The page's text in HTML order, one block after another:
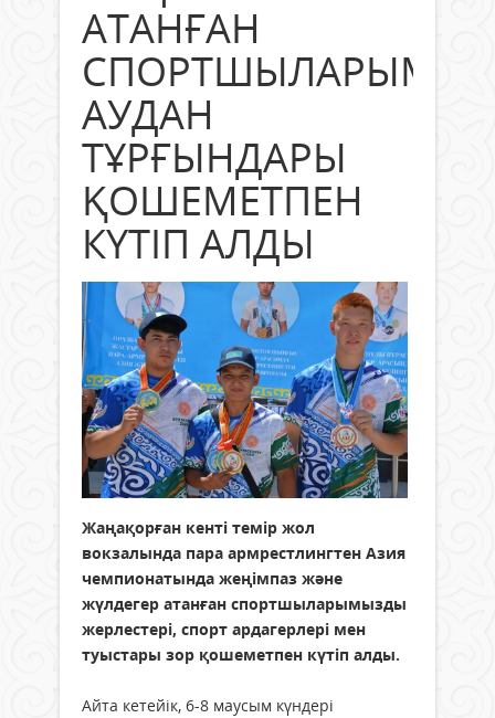
АТАНҒАН
АУДАН
ТҰРҒЫНДАРЫ
ҚОШЕМЕТПЕН
КҮТІП АЛДЫ
Жаңақорған кенті темір жол
вокзалында пара армрестлингтен Азия
чемпионатында жеңімпаз және
жүлдегер атанған спортшыларымызды
жерлестері, спорт ардагерлері мен
туыстары зор қошеметпен күтіп алды.
Айта кетейік, 6-8 маусым күндері